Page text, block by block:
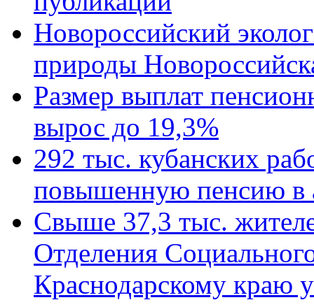
Новороссийский
природы
Размер выплат
вырос до 19,3%
292 тыс. кубанских
повышенную пенсию в
Свыше 37,3 тыс.
Отделения
Краснодарскому краю